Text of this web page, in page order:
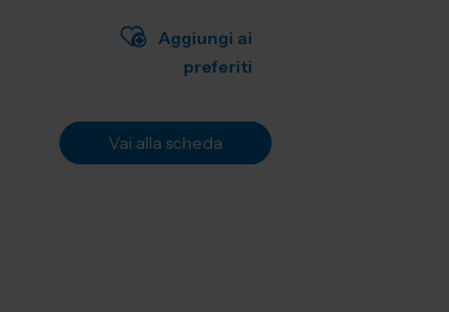
Aggiungi ai
preferiti
Vai alla scheda